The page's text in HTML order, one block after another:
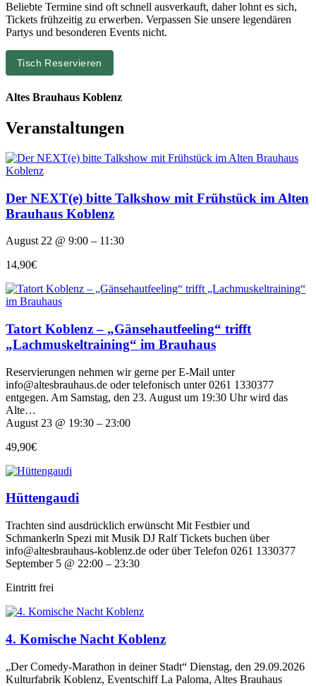
Beliebte Termine sind oft schnell ausverkauft, daher lohnt es sich,
Tickets frühzeitig zu erwerben. Verpassen Sie unsere legendären
Partys und besonderen Events nicht.
Tisch Reservieren
Altes Brauhaus Koblenz
Veranstaltungen
Der NEXT(e) bitte Talkshow mit Frühstück im Alten
Brauhaus Koblenz
August 22 @ 9:00 – 11:30
14,90€
Tatort Koblenz – „Gänsehautfeeling“ trifft
„Lachmuskeltraining“ im Brauhaus
Reservierungen nehmen wir gerne per E-Mail unter
info@altesbrauhaus.de oder telefonisch unter 0261 1330377
entgegen. Am Samstag, den 23. August um 19:30 Uhr wird das
Alte…
August 23 @ 19:30 – 23:00
49,90€
Hüttengaudi
Trachten sind ausdrücklich erwünscht Mit Festbier und
Schmankerln Spezi mit Musik DJ Ralf Tickets buchen über
info@altesbrauhaus-koblenz.de oder über Telefon 0261 1330377
September 5 @ 22:00 – 23:30
Eintritt frei
4. Komische Nacht Koblenz
„Der Comedy-Marathon in deiner Stadt“ Dienstag, den 29.09.2026
Kulturfabrik Koblenz, Eventschiff La Paloma, Altes Brauhaus